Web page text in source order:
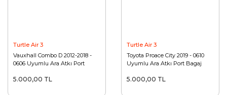
Turtle Air 3
Vauxhall Combo D 2012-2018 -
0606 Uyumlu Ara Atkı Port
5.000,00 TL
Turtle Air 3
Toyota Proace City 2019 - 0610
Uyumlu Ara Atkı Port Bagaj
5.000,00 TL